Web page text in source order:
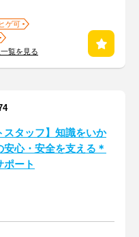
ヒゲ可
覧を見る
スタッフ】知識をいか
安心・安全を支える＊
ポート